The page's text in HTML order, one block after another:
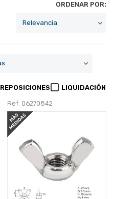
ORDENAR POR:
REPOSICIONES LIQUIDACIÓN
Ref: 06270842